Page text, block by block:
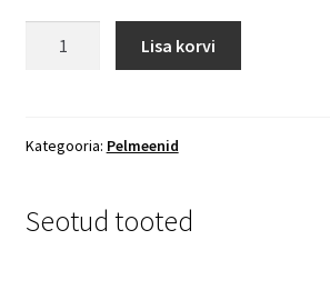
kogus
Lisa korvi
Kategooria: Pelmeenid
Seotud tooted